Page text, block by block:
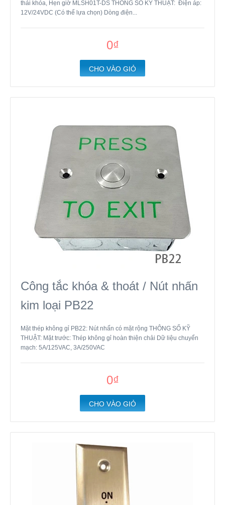
thái khóa, Hẹn giờ MLSH01T-DS THÔNG SỐ KỸ THUẬT: Điện áp:
12V/24VDC (Có thể lựa chọn) Dòng điện...
0₫
CHO VÀO GIỎ
Công tắc khóa & thoát / Nút nhấn
kim loại PB22
Mặt thép không gỉ PB22: Nút nhấn có mặt rộng THÔNG SỐ KỸ
THUẬT: Mặt trước: Thép không gỉ hoàn thiện chải Dữ liệu chuyển
mạch: 5A/125VAC, 3A/250VAC
0₫
CHO VÀO GIỎ